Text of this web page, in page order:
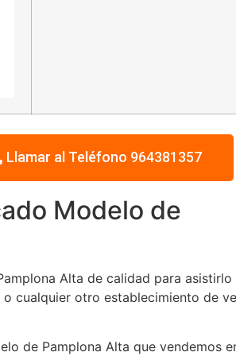
Llamar al Teléfono 964381357
Modelo de
Alta de calidad para asistirlo
cualquier otro establecimiento de
de Pamplona Alta que vendemos